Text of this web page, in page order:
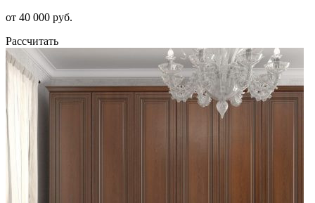
от 40 000 руб.
Рассчитать